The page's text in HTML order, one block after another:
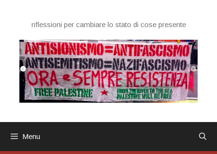
contenutoriflessioni per cambiare lo stato di cose presente
Menu